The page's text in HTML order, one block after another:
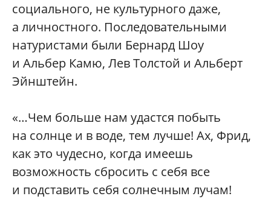
социального, не культурного даже,
а личностного. Последовательными
натуристами были Бернард Шоу
и Альбер Камю, Лев Толстой и Альберт
Эйнштейн.
«…Чем больше нам удастся побыть
на солнце и в воде, тем лучше! Ах, Фрид,
как это чудесно, когда имеешь
возможность сбросить с себя все
и подставить себя солнечным лучам!